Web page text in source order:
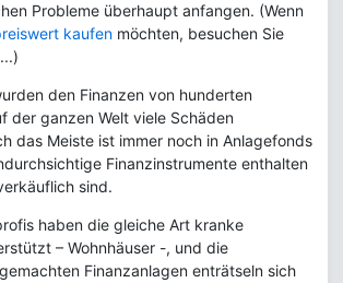
Probleme überhaupt anfangen. (Wenn
kaufen möchten, besuchen Sie
...)
den Finanzen von hunderten
der ganzen Welt viele Schäden
das Meiste ist immer noch in Anlagefonds
Finanzinstrumente enthalten
sind.
haben die gleiche Art kranke
– Wohnhäuser -, und die
Finanzanlagen enträtseln sich